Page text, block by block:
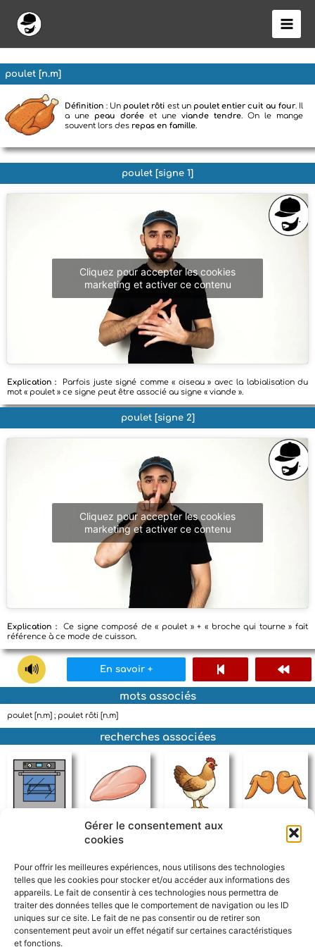
Gérer le consentement aux
cookies
Pour offrir les meilleures expériences, nous utilisons des technologies
telles que les cookies pour stocker et/ou accéder aux informations des
appareils. Le fait de consentir à ces technologies nous permettra de
traiter des données telles que le comportement de navigation ou les ID
uniques sur ce site. Le fait de ne pas consentir ou de retirer son
consentement peut avoir un effet négatif sur certaines caractéristiques
et fonctions.
contenu
poulet [n.m]
Définition : Un poulet rôti est un poulet entier cuit au four. Il
a une
peau doréeet une viande tendre. On le mange
souvent lors des repas en famille.
poulet [signe 1]
Cliquez pour accepter les cookies
marketing et activer ce contenu
Explication : Parfois juste signé comme « oiseau » avec la labialisation du
mot « poulet » ce signe peut être associé au signe « viande ».
poulet [signe 2]
Cliquez pour accepter les cookies
marketing et activer ce contenu
Explication : Ce signe composé de « poulet » + « broche qui tourne » fait
référence à ce mode de cuisson.
En savoir +
mots associés
poulet [n.m] ; poulet rôti [n.m]
recherches associées
escalope poulet aile de poulet